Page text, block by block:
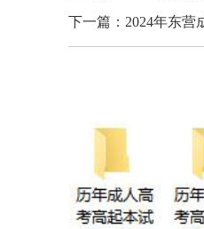
下一篇：2024年东营